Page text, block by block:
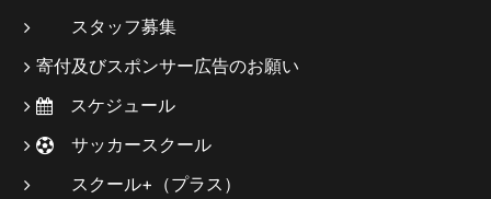
スタッフ募集
寄付及びスポンサー広告のお願い
スケジュール
サッカースクール
スクール+（プラス）